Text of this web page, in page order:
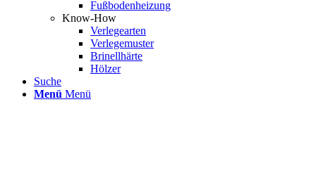
Fußbodenheizung
Know-How
Verlegearten
Verlegemuster
Brinellhärte
Hölzer
Suche
Menü Menü